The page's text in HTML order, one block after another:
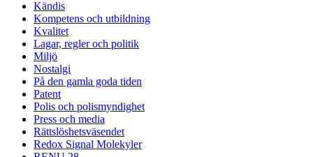
Kändis
Kompetens och utbildning
Kvalitet
Lagar, regler och politik
Miljö
Nostalgi
På den gamla goda tiden
Patent
Polis och polismyndighet
Press och media
Rättslöshetsväsendet
Redox Signal Molekyler